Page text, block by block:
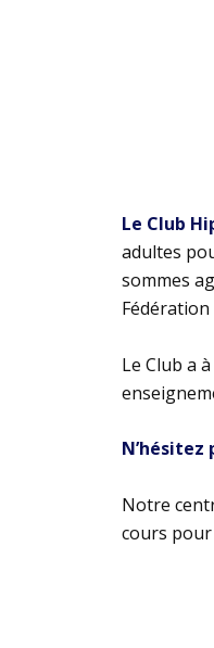
Le Club
adultes
sommes
Le Club a
N’hésitez
Notre
cours pour